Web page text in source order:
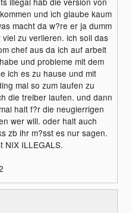
und ich glaube kaum
macht da w?re er ja dumm
zu verlieren. ich soll das
chef aus da ich auf arbeit
und probleme mit dem
ich es zu hause und mit
mal so zum laufen zu
die treiber laufen. und dann
halt f?r die neugierrigen
wer will. oder halt auch
zb ihr m?sst es nur sagen.
NIX ILLEGALS.